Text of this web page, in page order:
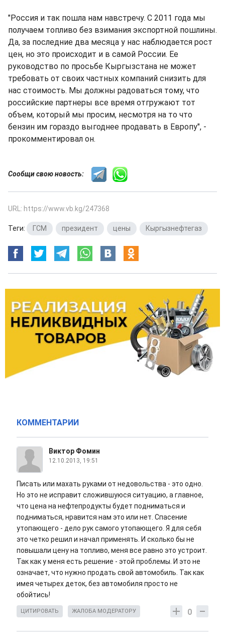
"Россия и так пошла нам навстречу. С 2011 года мы
получаем топливо без взимания экспортной пошлины.
Да, за последние два месяца у нас наблюдается рост
цен, но это происходит и в самой России. Ее
руководство по просьбе Кыргызстана не может
требовать от своих частных компаний снизить для
нас стоимость. Мы должны радоваться тому, что
российские партнеры все время отгружают тот
объем, который мы просим, несмотря на то что
бензин им гораздо выгоднее продавать в Европу", -
прокомментировал он.
Сообщи свою новость:
URL: https://www.vb.kg/247368
Теги: ГСМ президент цены Кыргызнефтегаз
КОММЕНТАРИИ
Виктор Фомин
12.10.2013, 19:51
Писать или махать руками от недовольства - это одно.
Но это не исправит сложившуюся ситуацию, а главное,
что цена на нефтепродукты будет подниматься и
подниматься, нравится нам это или нет. Спасение
утопающего - дело рук самого утопающего. Я для себя
это четко решил и начал применять. И сколько бы не
повышали цену на топливо, меня все равно это устроит.
Так как у меня есть решение - этой проблемы. И это не
означает, что нужно продать свой автомобиль. Так как
имея четырех деток, без автомобиля просто не
обойтись!
0
ЦИТИРОВАТЬ ЖАЛОБА МОДЕРАТОРУ